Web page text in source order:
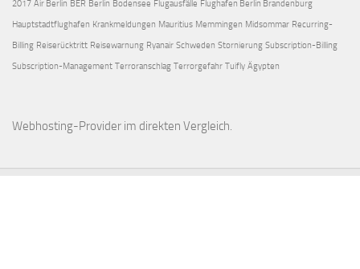
2017 Air Berlin BER Berlin Bodensee Flugausfälle Flughafen Berlin Brandenburg
Hauptstadtflughafen Krankmeldungen Mauritius Memmingen Midsommar Recurring-
Billing Reiserücktritt Reisewarnung Ryanair Schweden Stornierung Subscription-Billing
Subscription-Management Terroranschlag Terrorgefahr Tuifly Ägypten
Webhosting-Provider im direkten Vergleich.